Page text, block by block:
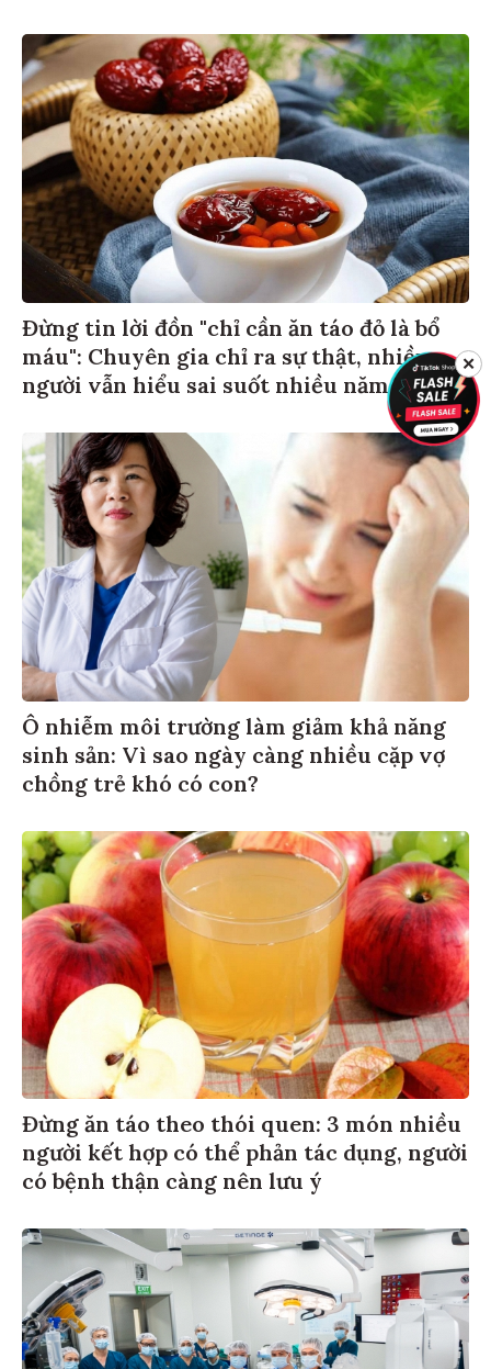
Đừng tin lời đồn "chỉ cần ăn táo đỏ là bổ
máu": Chuyên gia chỉ ra sự thật, nhiều
người vẫn hiểu sai suốt nhiều năm
Ô nhiễm môi trường làm giảm khả năng
sinh sản: Vì sao ngày càng nhiều cặp vợ
chồng trẻ khó có con?
Đừng ăn táo theo thói quen: 3 món nhiều
người kết hợp có thể phản tác dụng, người
có bệnh thận càng nên lưu ý
✕